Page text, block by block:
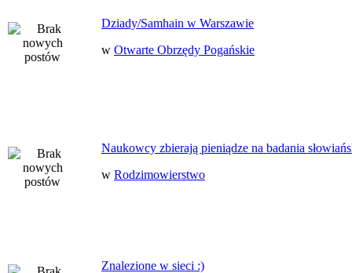
Dziady/Samhain w Warszawie
w Otwarte Obrzędy Pogańskie
Naukowcy zbierają pieniądze na badania
w Rodzimowierstwo
Znalezione w sieci :)